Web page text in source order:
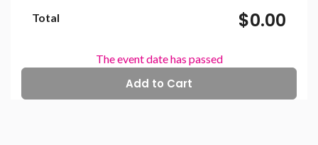
Total $0.00
The event date has passed